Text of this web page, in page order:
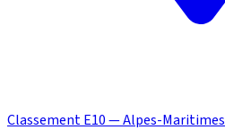
Classement E10 — Alpes-Maritimes